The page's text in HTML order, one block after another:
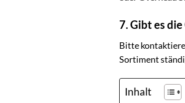
7. Gibt es
Bitte
Sortiment
Inhalt